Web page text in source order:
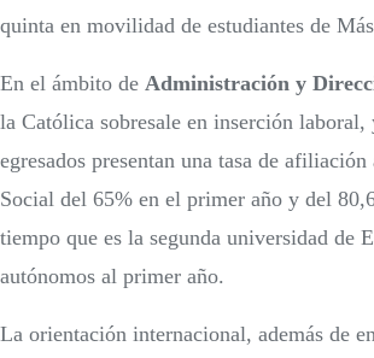
quinta en movilidad de estudiantes de
En el ámbito de Administración y
la Católica sobresale en inserción laboral,
egresados presentan una tasa de
Social del 65% en el primer año y del
tiempo que es la segunda universidad de
autónomos al primer año.
La orientación internacional, además de en